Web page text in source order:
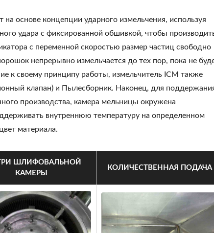
на основе концепции ударного измельчения, используя
удара с фиксированной обшивкой, чтобы
с переменной скоростью размер частиц свободно
непрерывно измельчается до тех пор, пока не
к своему принципу работы, измельчитель ICM также
клапан) и Пылесборник. Наконец, для
производства, камера мельницы окружена
внутреннюю температуру на определенном
материала.
ШЛИФОВАЛЬНОЙ
КАМЕРЫ
КОЛИЧЕСТВЕННАЯ ПОДАЧА